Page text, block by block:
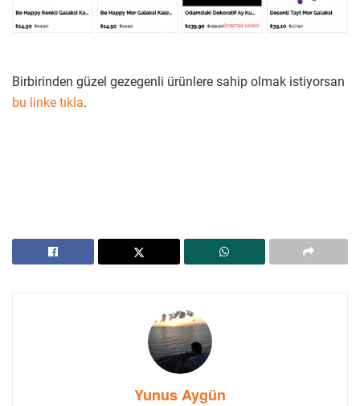
Birbirinden güzel gezegenli ürünlere sahip olmak istiyorsan
bu linke tıkla.
Yunus Aygün